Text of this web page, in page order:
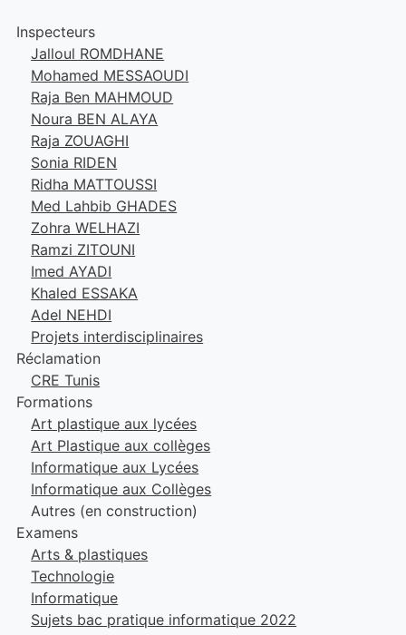
Inspecteurs
Jalloul ROMDHANE
Mohamed MESSAOUDI
Raja Ben MAHMOUD
Noura BEN ALAYA
Raja ZOUAGHI
Sonia RIDEN
Ridha MATTOUSSI
Med Lahbib GHADES
Zohra WELHAZI
Ramzi ZITOUNI
Imed AYADI
Khaled ESSAKA
Adel NEHDI
Projets interdisciplinaires
Réclamation
CRE Tunis
Formations
Art plastique aux lycées
Art Plastique aux collèges
Informatique aux Lycées
Informatique aux Collèges
Autres (en construction)
Examens
Arts & plastiques
Technologie
Informatique
Sujets bac pratique informatique 2022